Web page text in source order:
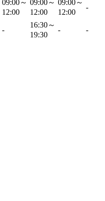
09:00～
12:00
09:00～
12:00
09:00～
12:00
-
-
16:30～
19:30
- -